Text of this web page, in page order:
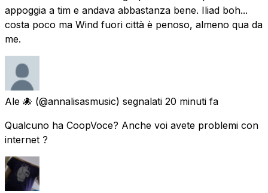
appoggia a tim e andava abbastanza bene. Iliad boh...
costa poco ma Wind fuori città è penoso, almeno qua da
me.
Ale 🐙 (@annalisasmusic) segnalati 20 minuti fa
Qualcuno ha CoopVoce? Anche voi avete problemi con
internet ?